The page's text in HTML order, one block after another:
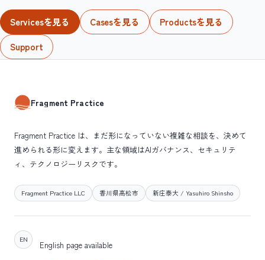
Servicesを見る Casesを見る
Productsを見る
Support
Fragment Practice
Fragment Practice は、まだ形になっていない複雑な相談を、決めて
進められる形に変えます。主な領域はAIガバナンス、セキュリテ
ィ、テクノロジーリスクです。
Fragment Practice LLC 香川県高松市 新庄泰大 / Yasuhiro Shinsho
EN
English page available